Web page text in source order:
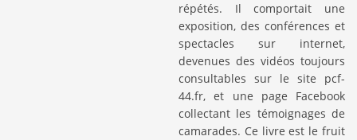
répétés. Il comportait une
exposition, des conférences et
spectacles sur internet,
devenues des vidéos toujours
consultables sur le site pcf-
44.fr, et une page Facebook
collectant les témoignages de
camarades. Ce livre est le fruit